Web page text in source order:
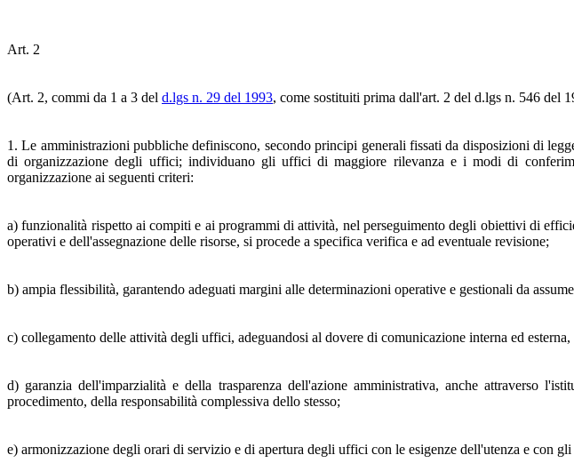
Art. 2
(Art. 2, commi da 1 a 3 del d.lgs n. 29 del 1993, come sostituiti prima dall'art. 2 del d.lgs n. 546 del
1. Le amministrazioni pubbliche definiscono, secondo principi generali fissati da disposizioni di
di organizzazione degli uffici; individuano gli uffici di maggiore rilevanza e i modi di
organizzazione ai seguenti criteri:
a) funzionalità rispetto ai compiti e ai programmi di attività, nel perseguimento degli obiettivi di
operativi e dell'assegnazione delle risorse, si procede a specifica verifica e ad eventuale revisione;
b) ampia flessibilità, garantendo adeguati margini alle determinazioni operative e gestionali da
c) collegamento delle attività degli uffici, adeguandosi al dovere di comunicazione interna ed
d) garanzia dell'imparzialità e della trasparenza dell'azione amministrativa, anche attraverso
procedimento, della responsabilità complessiva dello stesso;
e) armonizzazione degli orari di servizio e di apertura degli uffici con le esigenze dell'utenza e con